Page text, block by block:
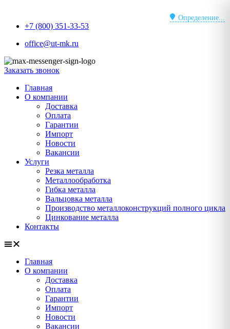
содержимому
Определение...
+7 (800) 351-33-53
office@ut-mk.ru
Заказать звонок
Главная
О компании
Доставка
Оплата
Гарантии
Импорт
Новости
Вакансии
Услуги
Резка металла
Металлообработка
Гибка металла
Вальцовка металла
Производство металлоконструкций полного цикла
Цинкование металла
Контакты
Главная
О компании
Доставка
Оплата
Гарантии
Импорт
Новости
Вакансии